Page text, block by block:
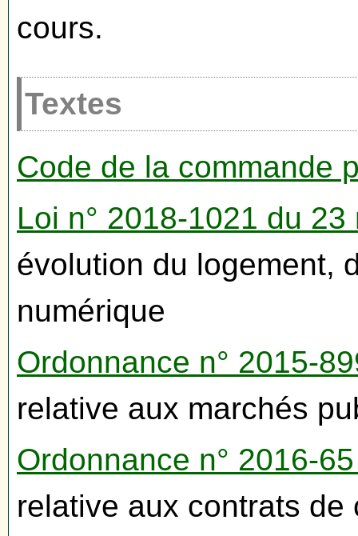
cours.
Textes
Code de la commande
Loi n° 2018-1021 du
évolution du logement,
numérique
Ordonnance n° 2015-
relative aux marchés
Ordonnance n° 2016-
relative aux contrats de